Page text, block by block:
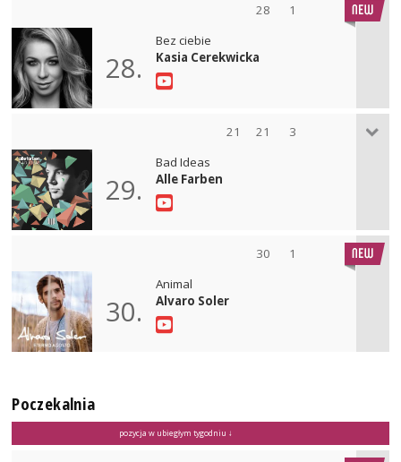
28 1
28.
Bez ciebie
Kasia Cerekwicka
21 21 3
29.
Bad Ideas
Alle Farben
30 1
30.
Animal
Alvaro Soler
Poczekalnia
pozycja w ubiegłym tygodniu ↓